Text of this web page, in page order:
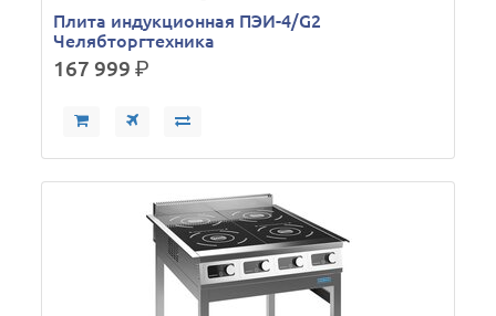
Плита индукционная ПЭИ-4/G2
Челябторгтехника
167 999р.